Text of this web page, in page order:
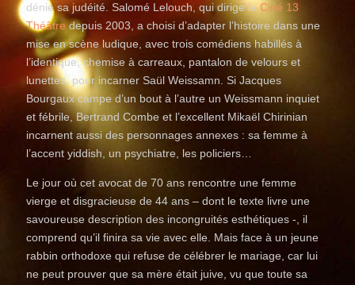
dénie sa judéité. Salomé Lelouch, qui dirige leCiné 13
Théâtredepuis 2003, a choisi d’adapter l’histoire dans une
mise en scène ludique, avec trois comédiens habillés à
l’identique, chemise à carreaux, pantalon de velours et
lunettes, pour incarner Saül Weissamn. Si Jacques
Bourgaux campe d’un bout à l’autre un Weissmann inquiet
et fébrile, Bertrand Combe et l’excellent Mikaël Chirinian
incarnent aussi des personnages annexes : sa femme à
l’accent yiddish, un psychiatre, les policiers…
Le jour où cet avocat de 70 ans rencontre une femme
vierge et disgracieuse de 44 ans – dont le texte livre une
savoureuse description des incongruités esthétiques -, il
comprend qu’il finira sa vie avec elle. Mais face à un jeune
rabbin orthodoxe qui refuse de célébrer le mariage, car lui
ne peut prouver que sa mère était juive, vu que toute sa